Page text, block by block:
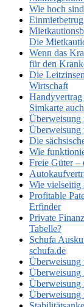
Wie hoch
Die
Wenn das
für den
Die
Wirtschaft
Simkarte
Überweisung
Überweisung
Die
Wie
Freie Güter –
Wie vielseitig
Profitable
Erfinder
Private
Tabelle?
Schufa
schufa.de
Überweisung
Überweisung
Überweisung
Überweisung